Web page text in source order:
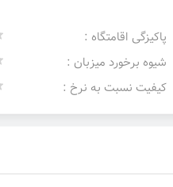
پاکیزگی اقامتگاه :
شیوه برخورد میزبان :
کیفیت نسبت به نرخ :